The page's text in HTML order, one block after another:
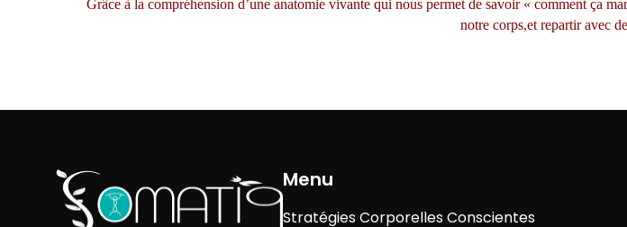
Grâce à la compréhension d’une anatomie vivante qui nous permet de savoir « comment ça
notre corps,et repartir avec
Menu
Stratégies Corporelles Conscientes